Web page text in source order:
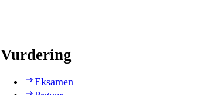
Vurdering
Eksamen